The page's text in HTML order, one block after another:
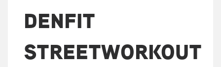
DENFIT
STREETWORKOUT